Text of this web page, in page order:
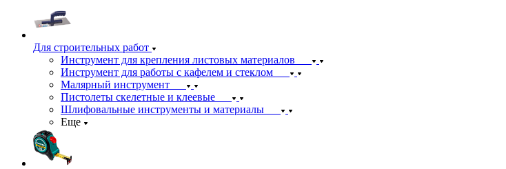
Для строительных работ
Инструмент для крепления листовых материалов
Инструмент для работы с кафелем и стеклом
Малярный инструмент
Пистолеты скелетные и клеевые
Шлифовальные инструменты и материалы
Еще